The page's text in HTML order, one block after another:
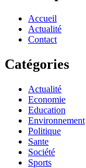
Accueil
Actualité
Contact
Catégories
Actualité
Economie
Education
Environnement
Politique
Sante
Société
Sports